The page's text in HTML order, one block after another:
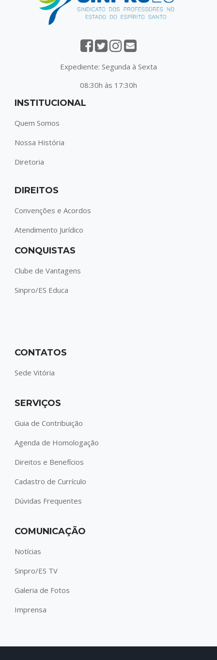
Expediente: Segunda à Sexta
08:30h às 17:30h
INSTITUCIONAL
Quem Somos
Nossa História
Diretoria
DIREITOS
Convenções e Acordos
Atendimento Jurídico
CONQUISTAS
Clube de Vantagens
Sinpro/ES Educa
CONTATOS
Sede Vitória
SERVIÇOS
Guia de Contribuição
Agenda de Homologação
Direitos e Benefícios
Cadastro de Currículo
Dúvidas Frequentes
COMUNICAÇÃO
Notícias
Sinpro/ES TV
Galeria de Fotos
Imprensa